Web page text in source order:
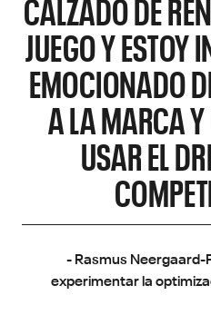
CALZADO DE
JUEGO Y ESTOY
EMOCIONADO
A LA MARCA
USAR EL
- Rasmus
experimentar la